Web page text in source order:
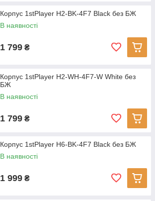
Корпус 1stPlayer H2-BK-4F7 Black без БЖ
В наявності
1 799 ₴
Корпус 1stPlayer H2-WH-4F7-W White без
БЖ
В наявності
1 799 ₴
Корпус 1stPlayer H6-BK-4F7 Black без БЖ
В наявності
1 999 ₴